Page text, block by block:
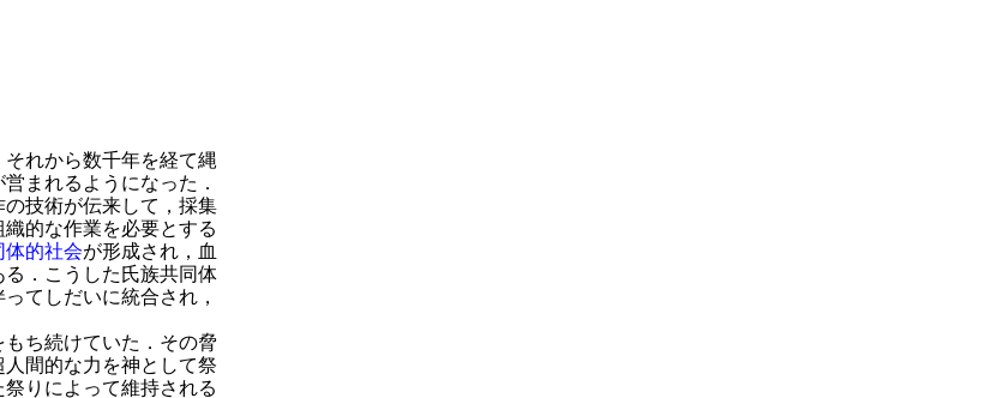
れから数千年を経て縄
まれるようになった．
技術が伝来して，採集
的な作業を必要とする
体的社会が形成され，血
．こうした氏族共同体
てしだいに統合され，
ち続けていた．その脅
間的な力を神として祭
りによって維持される